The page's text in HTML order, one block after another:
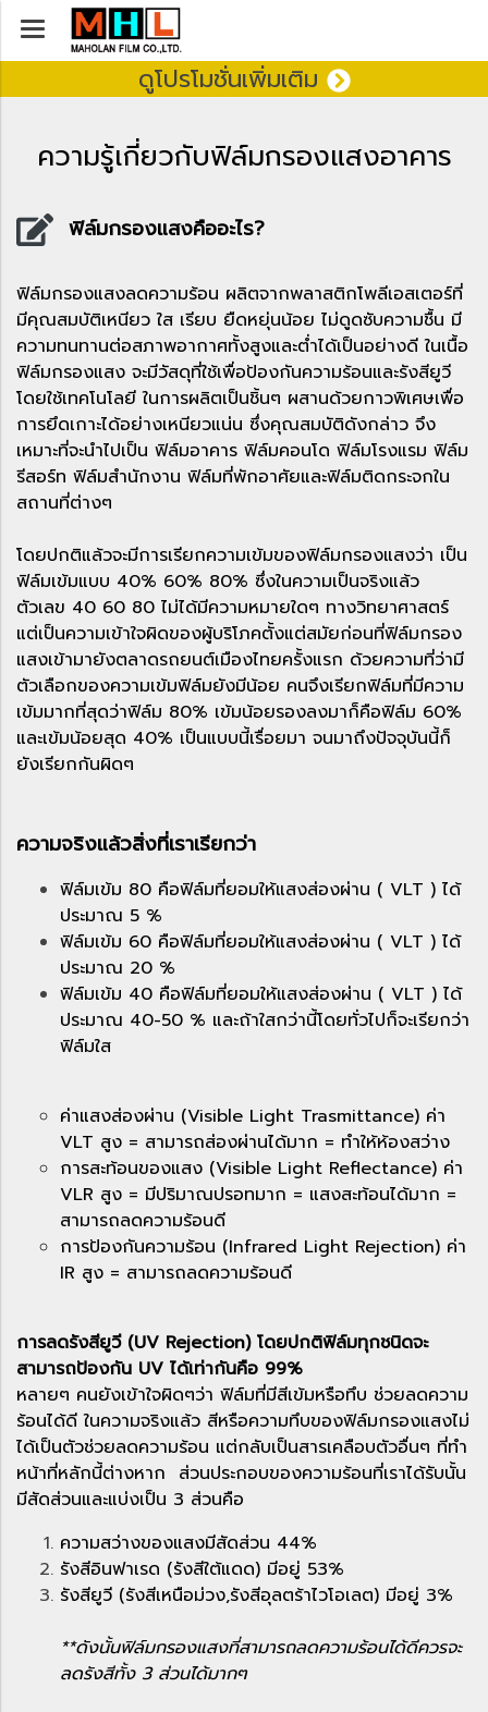
ดูโปรโมชั่นเพิ่มเติม
ความรู้เกี่ยวกับฟิล์มกรองแสงอาคาร
ฟิล์มกรองแสงคืออะไร?
ฟิล์มกรองแสงลดความร้อน ผลิตจากพลาสติกโพลีเอสเตอร์ที่
มีคุณสมบัติเหนียว ใส เรียบ ยืดหยุ่นน้อย ไม่ดูดซับความชื้น มี
ความทนทานต่อสภาพอากาศทั้งสูงและต่ำได้เป็นอย่างดี ในเนื้อ
ฟิล์มกรองแสง จะมีวัสดุที่ใช้เพื่อป้องกันความร้อนและรังสียูวี
โดยใช้เทคโนโลยี ในการผลิตเป็นชิ้นๆ ผสานด้วยกาวพิเศษเพื่อ
การยึดเกาะได้อย่างเหนียวแน่น ซึ่งคุณสมบัติดังกล่าว จึง
เหมาะที่จะนำไปเป็น ฟิล์มอาคาร ฟิล์มคอนโด ฟิล์มโรงแรม ฟิล์ม
รีสอร์ท ฟิล์มสำนักงาน ฟิล์มที่พักอาศัยและฟิล์มติดกระจกใน
สถานที่ต่างๆ
โดยปกติแล้วจะมีการเรียกความเข้มของฟิล์มกรองแสงว่า เป็น
ฟิล์มเข้มแบบ 40% 60% 80% ซึ่งในความเป็นจริงแล้ว
ตัวเลข 40 60 80 ไม่ได้มีความหมายใดๆ ทางวิทยาศาสตร์
แต่เป็นความเข้าใจผิดของผู้บริโภคตั้งแต่สมัยก่อนที่ฟิล์มกรอง
แสงเข้ามายังตลาดรถยนต์เมืองไทยครั้งแรก ด้วยความที่ว่ามี
ตัวเลือกของความเข้มฟิล์มยังมีน้อย คนจึงเรียกฟิล์มที่มีความ
เข้มมากที่สุดว่าฟิล์ม 80% เข้มน้อยรองลงมาก็คือฟิล์ม 60%
และเข้มน้อยสุด 40% เป็นแบบนี้เรื่อยมา จนมาถึงปัจจุบันนี้ก็
ยังเรียกกันผิดๆ
ความจริงแล้วสิ่งที่เราเรียกว่า
ฟิล์มเข้ม 80 คือฟิล์มที่ยอมให้แสงส่องผ่าน ( VLT ) ได้
ประมาณ 5 %
ฟิล์มเข้ม 60 คือฟิล์มที่ยอมให้แสงส่องผ่าน ( VLT ) ได้
ประมาณ 20 %
ฟิล์มเข้ม 40 คือฟิล์มที่ยอมให้แสงส่องผ่าน ( VLT ) ได้
ประมาณ 40-50 % และถ้าใสกว่านี้โดยทั่วไปก็จะเรียกว่า
ฟิล์มใส
ค่าแสงส่องผ่าน (Visible Light Trasmittance) ค่า
VLT สูง = สามารถส่องผ่านได้มาก = ทำให้ห้องสว่าง
การสะท้อนของแสง (Visible Light Reflectance) ค่า
VLR สูง = มีปริมาณปรอทมาก = แสงสะท้อนได้มาก =
สามารถลดความร้อนดี
การป้องกันความร้อน (Infrared Light Rejection) ค่า
IR สูง = สามารถลดความร้อนดี
การลดรังสียูวี (UV Rejection) โดยปกติฟิล์มทุกชนิดจะ
สามารถป้องกัน UV ได้เท่ากันคือ 99%
หลายๆ คนยังเข้าใจผิดๆว่า ฟิล์มที่มีสีเข้มหรือทึบ ช่วยลดความ
ร้อนได้ดี ในความจริงแล้ว สีหรือความทึบของฟิล์มกรองแสงไม่
ได้เป็นตัวช่วยลดความร้อน แต่กลับเป็นสารเคลือบตัวอื่นๆ ที่ทำ
หน้าที่หลักนี้ต่างหาก ส่วนประกอบของความร้อนที่เราได้รับนั้น
มีสัดส่วนและแบ่งเป็น 3 ส่วนคือ
ความสว่างของแสงมีสัดส่วน 44%
รังสีอินฟาเรด (รังสีใต้แดด) มีอยู่ 53%
รังสียูวี (รังสีเหนือม่วง,รังสีอุลตร้าไวโอเลต) มีอยู่ 3%
**ดังนั้นฟิล์มกรองแสงที่สามารถลดความร้อนได้ดีควรจะ
ลดรังสีทั้ง 3 ส่วนได้มากๆ